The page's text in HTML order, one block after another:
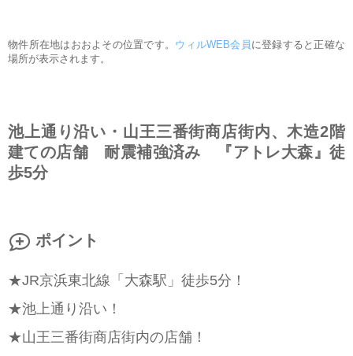
物件所在地はおおよその位置です。 ウィルWEB会員 に登録すると正確な
場所が表示されます。
池上通り沿い・山王三番街商店街内、木造2階
建ての店舗 耐震補強済み 『アトレ大森』徒
歩5分
ポイント
★JR京浜東北線「大森駅」徒歩5分！
★池上通り沿い！
★山王三番街商店街内の店舗！